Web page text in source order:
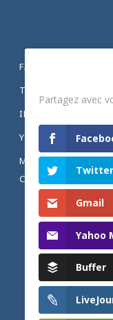
FACEBOOK
TWITTER
INSTAGRAM
YOUTUBE
MENTIONS
CONFIDENTIALITÉ
Partagez avec
Twitter
Gmail
Yahoo
Buffer